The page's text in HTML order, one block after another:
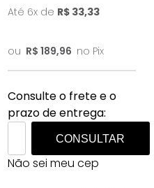
Até 6x de R$33,33
ou R$ 189,96 no Pix
Consulte o frete e o
prazo de entrega:
CONSULTAR
Não sei meu cep